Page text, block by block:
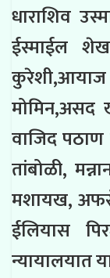
धाराशिव
ईस्माईल
मोमिन,असद
वाजिद पठाण
तांबोळी,
मशायख,
ईलियास
न्यायालयात